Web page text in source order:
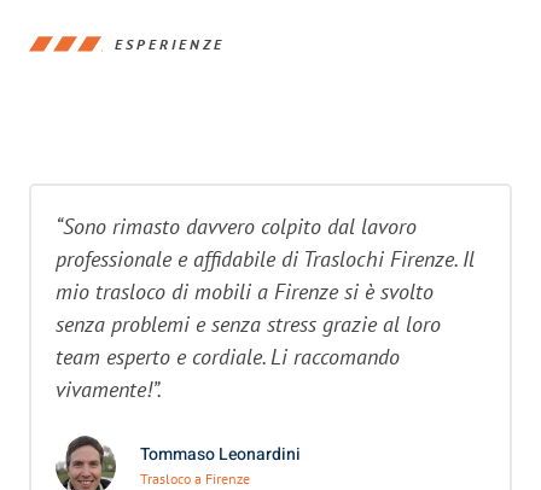
ESPERIENZE
“Sono rimasto davvero colpito dal lavoro
professionale e affidabile di Traslochi Firenze. Il
mio trasloco di mobili a Firenze si è svolto
senza problemi e senza stress grazie al loro
team esperto e cordiale. Li raccomando
vivamente!”.
Tommaso Leonardini
Trasloco a Firenze